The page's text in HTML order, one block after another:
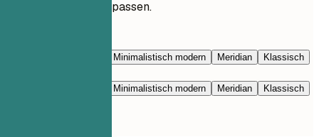
umschreiben und anpassen.
Minimalistisch modern Meridian
Klassisch
Minimalistisch modern Meridian
Klassisch